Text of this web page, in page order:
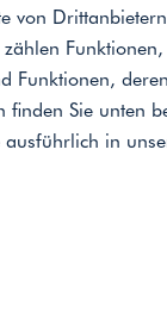
von
Funktionen,
finden Sie unten
in